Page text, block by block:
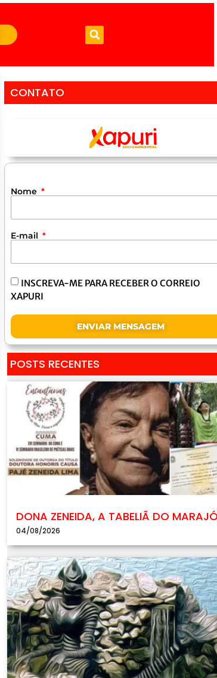
CONTATO
Nome
E-mail
INSCREVA-ME PARA RECEBER O CORREIO
XAPURI
ENVIAR MENSAGEM
POSTS RECENTES
DONA ZENEIDA, A TABELIÃ DO
04/08/2026